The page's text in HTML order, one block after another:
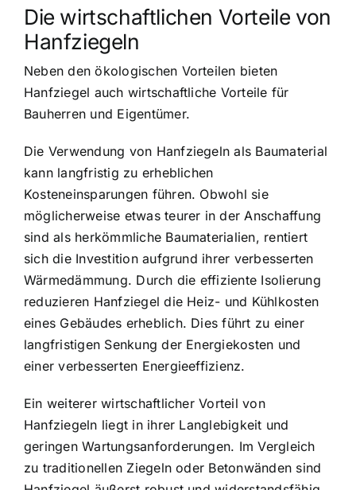
Die wirtschaftlichen Vorteile von
Hanfziegeln
Neben den ökologischen Vorteilen bieten
Hanfziegel auch wirtschaftliche Vorteile für
Bauherren und Eigentümer.
Die Verwendung von Hanfziegeln als Baumaterial
kann langfristig zu erheblichen
Kosteneinsparungen führen. Obwohl sie
möglicherweise etwas teurer in der Anschaffung
sind als herkömmliche Baumaterialien, rentiert
sich die Investition aufgrund ihrer verbesserten
Wärmedämmung. Durch die effiziente Isolierung
reduzieren Hanfziegel die Heiz- und Kühlkosten
eines Gebäudes erheblich. Dies führt zu einer
langfristigen Senkung der Energiekosten und
einer verbesserten Energieeffizienz.
Ein weiterer wirtschaftlicher Vorteil von
Hanfziegeln liegt in ihrer Langlebigkeit und
geringen Wartungsanforderungen. Im Vergleich
zu traditionellen Ziegeln oder Betonwänden sind